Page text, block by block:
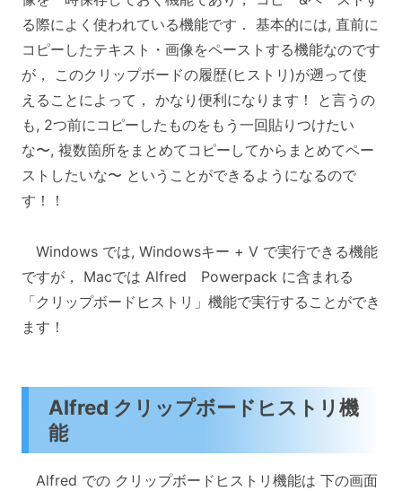
る際によく使われている機能です． 基本的には, 直前に
コピーしたテキスト・画像をペーストする機能なのです
が， このクリップボードの履歴(ヒストリ)が遡って使
えることによって， かなり便利になります！ と言うの
も, 2つ前にコピーしたものをもう一回貼りつけたい
な〜, 複数箇所をまとめてコピーしてからまとめてペー
ストしたいな〜 ということができるようになるので
す！！
Windows では, Windowsキー + V で実行できる機能
ですが， Macでは Alfred Powerpack に含まれる
「クリップボードヒストリ」機能で実行することができ
ます！
Alfred クリップボードヒストリ機
能
Alfred での クリップボードヒストリ機能は 下の画面